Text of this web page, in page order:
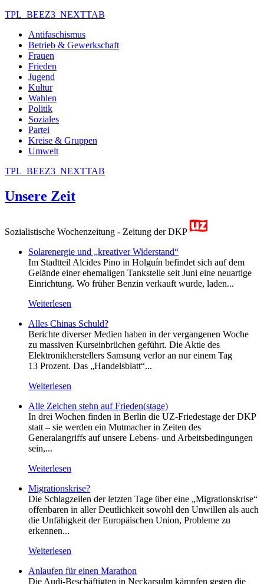
TPL_BEEZ3_NEXTTAB
Antifaschismus
Betrieb & Gewerkschaft
Frauen
Frieden
Jugend
Kultur
Wahlen
Politik
Soziales
Partei
Kreise & Gruppen
Umwelt
TPL_BEEZ3_NEXTTAB
Unsere Zeit
Sozialistische Wochenzeitung - Zeitung der DKP
Solarenergie und „kreativer Widerstand“
Im Stadtteil Alcides Pino in Holguín befindet sich auf dem
Gelände einer ehemaligen Tankstelle seit Juni eine neuartige
Einrichtung. Wo früher Benzin verkauft wurde, laden...
Weiterlesen
Alles Chinas Schuld?
Berichte diverser Medien haben in der vergangenen Woche
zu massiven Kurseinbrüchen geführt. Die Aktie des
Elektronikherstellers Samsung verlor an nur einem Tag
13 Prozent. Das „Handelsblatt“...
Weiterlesen
Alle Zeichen stehn auf Frieden(stage)
In drei Wochen finden in Berlin die UZ-Friedestage der DKP
statt – sie werden ein Mutmacher in Zeiten des
Generalangriffs auf unsere Lebens- und Arbeitsbedingungen
sein,...
Weiterlesen
Migrationskrise?
Die Schlagzeilen der letzten Tage über eine „Migrationskrise“
offenbaren in aller Deutlichkeit sowohl den Unwillen als auch
die Unfähigkeit der Europäischen Union, Probleme zu
erkennen...
Weiterlesen
Anlaufen für einen Marathon
Die Audi-Beschäftigten in Neckarsulm kämpfen gegen die